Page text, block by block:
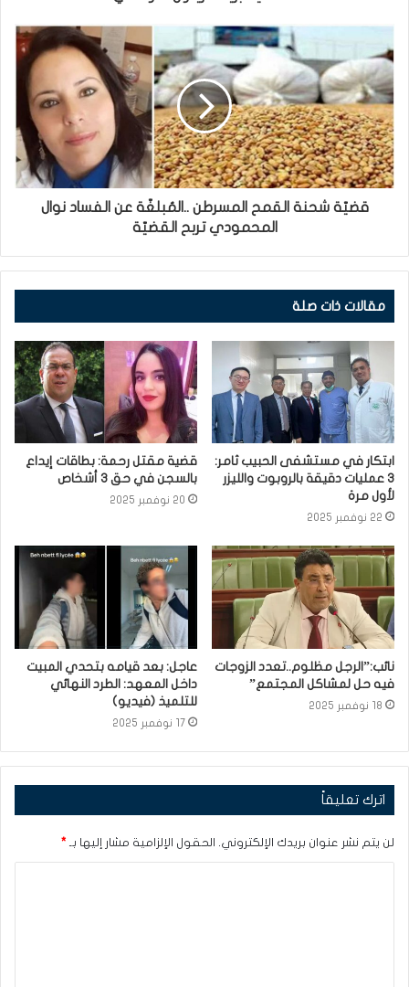
قضيّة شحنة القمح المسرطن ..المُبلغّة عن الفساد نوال
المحمودي تربح القضيّة
مقالات ذات صلة
ابتكار في مستشفى الحبيب ثامر:
3 عمليات دقيقة بالروبوت والليزر
لأول مرة
22 نوفمبر 2025
قضية مقتل رحمة: بطاقات إيداع
بالسجن في حق 3 أشخاص
20 نوفمبر 2025
نائب:”الرجل مظلوم..تعدد الزوجات
فيه حل لمشاكل المجتمع”
18 نوفمبر 2025
عاجل: بعد قيامه بتحدي المبيت
داخل المعهد: الطرد النهائي
للتلميذ (فيديو)
17 نوفمبر 2025
اترك تعليقاً
لن يتم نشر عنوان بريدك الإلكتروني. الحقول الإلزامية مشار إليها بـ *